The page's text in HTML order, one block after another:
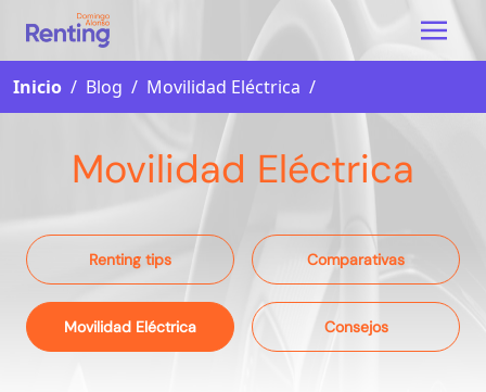
Inicio / Blog / Movilidad Eléctrica /
Movilidad Eléctrica
Renting tips Comparativas
Movilidad Eléctrica Consejos